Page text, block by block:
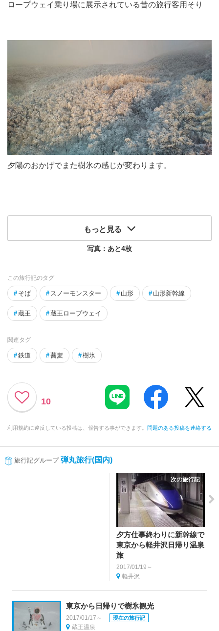
ロープウェイ乗り場に展示されている昔の旅行客用そり
夕陽のおかげでまた樹氷の感じが変わります。
もっと見る
写真：あと4枚
この旅行記のタグ
# そば # スノーモンスター # 山形 # 山形新幹線
#蔵王 #蔵王ロープウェイ
関連タグ
#鉄道 #蕎麦 #樹氷
10
利用規約に違反している投稿は、報告する事ができます。 問題のある投稿を連絡する
旅行記グループ 弾丸旅行(国内)
次の旅行記
夕方仕事終わりに新幹線で
東京から軽井沢日帰り温泉
旅
2017/01/19～
軽井沢
東京から日帰りで樹氷観光
2017/01/17～ 現在の旅行記
蔵王温泉